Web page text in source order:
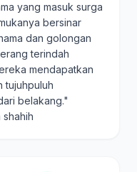
yang masuk surga
bersinar
dan golongan
terindah
mendapatkan
tujuhpuluh
belakang."
shahih